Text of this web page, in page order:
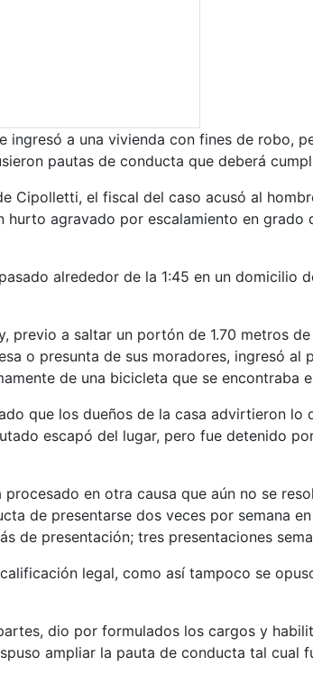
ingresó a una vivienda con fines de robo,
pautas de conducta que deberá
Cipolletti, el fiscal del caso acusó al
agravado por escalamiento en grado
alrededor de la 1:45 en un domicilio
previo a saltar un portón de 1.70 metros
o presunta de sus moradores, ingresó al
de una bicicleta que se encontraba
que los dueños de la casa advirtieron lo
escapó del lugar, pero fue detenido
en otra causa que aún no se
de presentarse dos veces por semana
de presentación; tres presentaciones
legal, como así tampoco se
dio por formulados los cargos y
ampliar la pauta de conducta tal cual